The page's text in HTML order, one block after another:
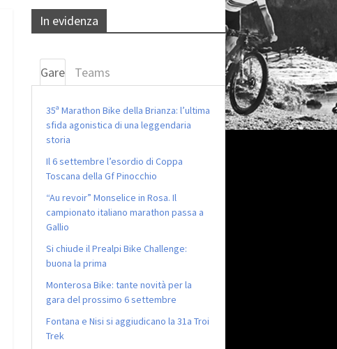
In evidenza
Gare Teams
35ª Marathon Bike della Brianza: l’ultima
sfida agonistica di una leggendaria
storia
Il 6 settembre l’esordio di Coppa
Toscana della Gf Pinocchio
“Au revoir” Monselice in Rosa. Il
campionato italiano marathon passa a
Gallio
Si chiude il Prealpi Bike Challenge:
buona la prima
Monterosa Bike: tante novità per la
gara del prossimo 6 settembre
Fontana e Nisi si aggiudicano la 31a Troi
Trek